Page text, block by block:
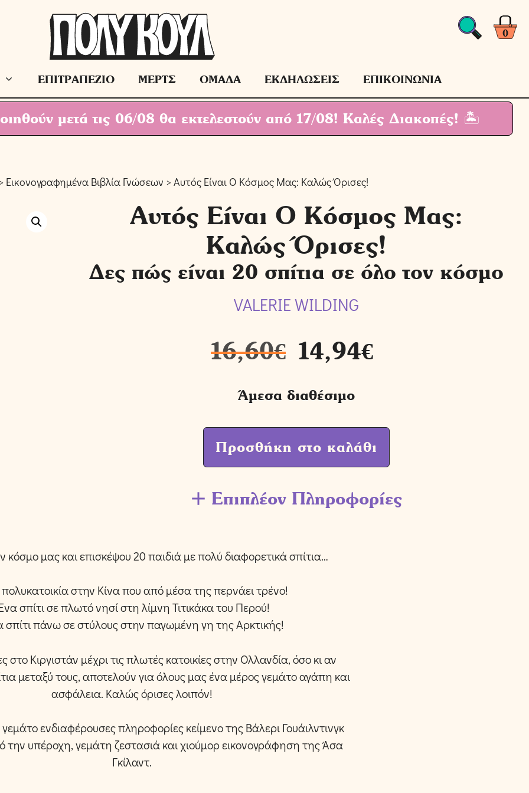
0
ΕΠΙΤΡΑΠΕΖΙΟ ΜΕΡΤΣ ΟΜΑΔΑ ΕΚΔΗΛΩΣΕΙΣ ΕΠΙΚΟΙΝΩΝΙΑ
μετά τις 06/08 θα εκτελεστούν από 17/08! Καλές Διακοπές! 🏝
Εικονογραφημένα Βιβλία Γνώσεων > Αυτός Είναι Ο Κόσμος Μας: Καλώς Όρισες!
Αυτός Είναι Ο Κόσμος Μας:
Καλώς Όρισες!
Δες πώς είναι 20 σπίτια σε όλο τον κόσμο
VALERIE WILDING
16,60€ 14,94€
Άμεσα διαθέσιμο
Προσθήκη στο καλάθι
Επιπλέον Πληροφορίες
κόσμο μας και επισκέψου 20 παιδιά με πολύ διαφορετικά σπίτια…
στην Κίνα που από μέσα της περνάει τρένο!
σπίτι σε πλωτό νησί στη λίμνη Τιτικάκα του Περού!
σπίτι πάνω σε στύλους στην παγωμένη γη της Αρκτικής!
στο Κιργιστάν μέχρι τις πλωτές κατοικίες στην Ολλανδία, όσο κι αν
μεταξύ τους, αποτελούν για όλους μας ένα μέρος γεμάτο αγάπη και
ασφάλεια. Καλώς όρισες λοιπόν!
γεμάτο ενδιαφέρουσες πληροφορίες κείμενο της Βάλερι Γουάιλντινγκ
την υπέροχη, γεμάτη ζεστασιά και χιούμορ εικονογράφηση της Άσα
Γκίλαντ.
ποσότητα